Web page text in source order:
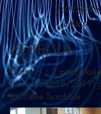
Jasińska
-Zdun
ZDJĘCIA
Grupy 1 i 2
(rocznik 2018/2019)
łacińskie Scrabble